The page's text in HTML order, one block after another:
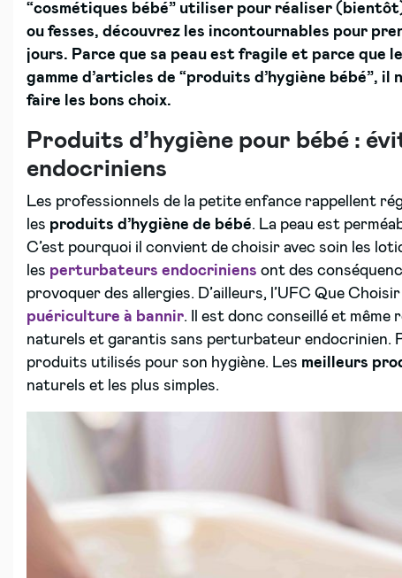
“cosmétiques bébé” utiliser pour réaliser
ou fesses, découvrez les incontournables pour
jours. Parce que sa peau est fragile et parce que
gamme d’articles de “produits d’hygiène bébé”,
faire les bons choix.
Produits d’hygiène pour bébé :
endocriniens
Les professionnels de la petite enfance rappellent
les produits d’hygiène de bébé. La peau est
C’est pourquoi il convient de choisir avec soin les
les perturbateurs endocriniens ont des
provoquer des allergies. D’ailleurs, l’UFC Que
puériculture à bannir. Il est donc conseillé et même
naturels et garantis sans perturbateur endocrinien.
produits utilisés pour son hygiène. Les meilleurs
naturels et les plus simples.